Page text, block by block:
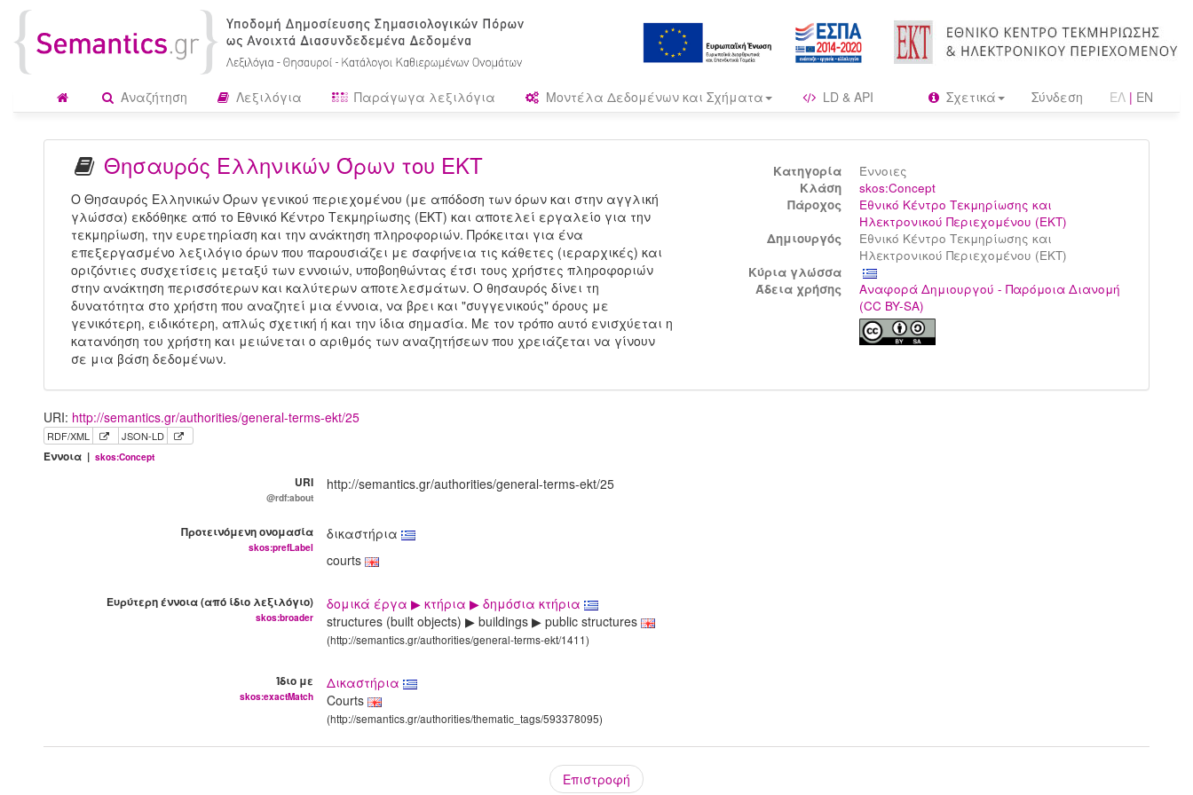
Αναζήτηση Λεξιλόγια Παράγωγα λεξιλόγια Μοντέλα Δεδομένων και Σχήματα LD & API Σχετικά Σύνδεση ΕΛ | EN
Θησαυρός Ελληνικών Όρων του ΕΚΤ
Ο Θησαυρός Ελληνικών Όρων γενικού περιεχομένου (με απόδοση των όρων και στην αγγλική
γλώσσα) εκδόθηκε από το Εθνικό Κέντρο Τεκμηρίωσης (ΕΚΤ) και αποτελεί εργαλείο για την
τεκμηρίωση, την ευρετηρίαση και την ανάκτηση πληροφοριών. Πρόκειται για ένα
επεξεργασμένο λεξιλόγιο όρων που παρουσιάζει με σαφήνεια τις κάθετες (ιεραρχικές) και
οριζόντιες συσχετίσεις μεταξύ των εννοιών, υποβοηθώντας έτσι τους χρήστες πληροφοριών
στην ανάκτηση περισσότερων και καλύτερων αποτελεσμάτων. Ο θησαυρός δίνει τη
δυνατότητα στο χρήστη που αναζητεί μια έννοια, να βρει και "συγγενικούς" όρους με
γενικότερη, ειδικότερη, απλώς σχετική ή και την ίδια σημασία. Με τον τρόπο αυτό ενισχύεται η
κατανόηση του χρήστη και μειώνεται ο αριθμός των αναζητήσεων που χρειάζεται να γίνουν
σε μια βάση δεδομένων.
Κατηγορία
Έννοιες
Kλάση
skos:Concept
Πάροχος
Εθνικό Κέντρο Τεκμηρίωσης και
Ηλεκτρονικού Περιεχομένου (ΕΚΤ)
Δημιουργός
Εθνικό Κέντρο Τεκμηρίωσης και
Ηλεκτρονικού Περιεχομένου (ΕΚΤ)
Κύρια γλώσσα
Άδεια χρήσης
Αναφορά Δημιουργού - Παρόμοια Διανομή
(CC BY-SA)
URI: http://semantics.gr/authorities/general-terms-ekt/25
RDF/XML JSON-LD
Έννοια | skos:Concept
URI
@rdf:about
http://semantics.gr/authorities/general-terms-ekt/25
Προτεινόμενη ονομασία
skos:prefLabel
δικαστήρια
courts
Ευρύτερη έννοια (από ίδιο λεξιλόγιο)
skos:broader
δομικά έργα ▶ κτήρια ▶ δημόσια κτήρια
structures (built objects) ▶ buildings ▶ public structures
(http://semantics.gr/authorities/general-terms-ekt/1411)
Ίδιο με
skos:exactMatch
Δικαστήρια
Courts
(http://semantics.gr/authorities/thematic_tags/593378095)
Επιστροφή